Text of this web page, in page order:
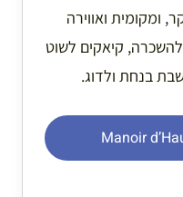
ומקומית ואווירה
להשכרה, קיאקים לשוט
בנחת ולדוג.